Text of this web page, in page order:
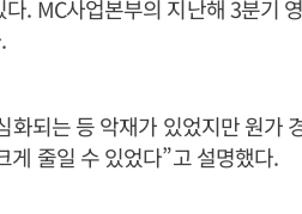
. MC사업본부의 지난해 3분기
되는 등 악재가 있었지만 원가
줄일 수 있었다”고 설명했다.